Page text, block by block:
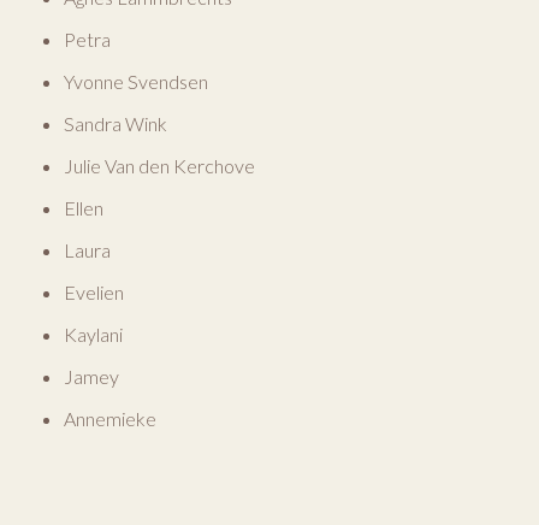
Petra
Yvonne Svendsen
Sandra Wink
Julie Van den Kerchove
Ellen
Laura
Evelien
Kaylani
Jamey
Annemieke